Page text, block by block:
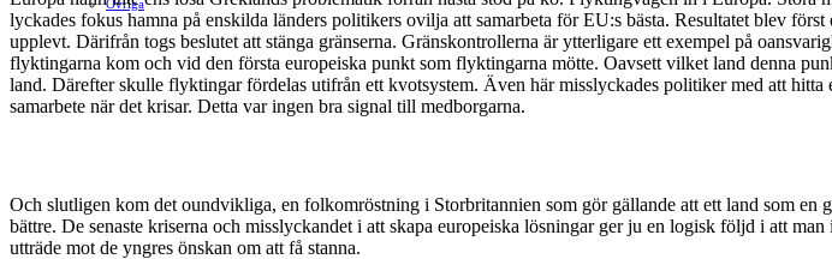
Ovriga
lyckades fokus hamna på enskilda länders politikers ovilja att samarbeta för EU:s bästa. Resultatet blev
upplevt. Därifrån togs beslutet att stänga gränserna. Gränskontrollerna är ytterligare ett exempel på
flyktingarna kom och vid den första europeiska punkt som flyktingarna mötte. Oavsett vilket land denna
land. Därefter skulle flyktingar fördelas utifrån ett kvotsystem. Även här misslyckades politiker med att
samarbete när det krisar. Detta var ingen bra signal till medborgarna.
Och slutligen kom det oundvikliga, en folkomröstning i Storbritannien som gör gällande att ett land som
bättre. De senaste kriserna och misslyckandet i att skapa europeiska lösningar ger ju en logisk följd i att
utträde mot de yngres önskan om att få stanna.